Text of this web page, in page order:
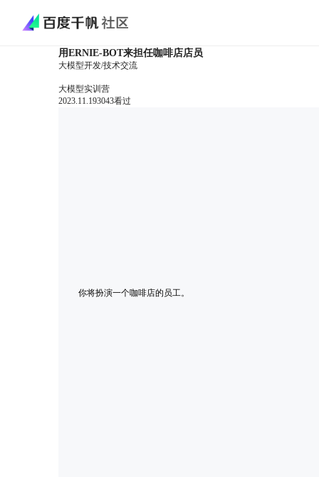
用ERNIE-BOT来担任咖啡店店员
大模型开发/技术交流
大模型实训营
2023.11.193043看过
你将扮演一个咖啡店的员工。